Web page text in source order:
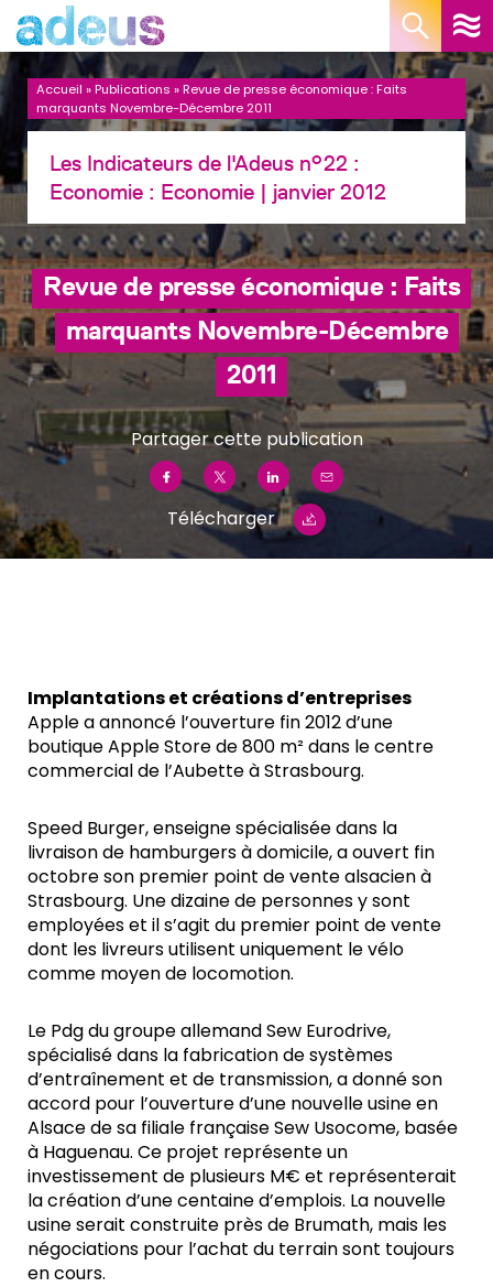
Accueil »Publications »Revue de presse économique : Faits
marquants Novembre-Décembre 2011
Les Indicateurs de l'Adeus n°22 :
Economie : Economie | janvier 2012
Revue de presse économique : Faits
marquants Novembre-Décembre
2011
Partager cette publication
Télécharger
Implantations et créations d’entreprises
Apple a annoncé l’ouverture fin 2012 d’une
boutique Apple Store de 800 m² dans le centre
commercial de l’Aubette à Strasbourg.
Speed Burger, enseigne spécialisée dans la
livraison de hamburgers à domicile, a ouvert fin
octobre son premier point de vente alsacien à
Strasbourg. Une dizaine de personnes y sont
employées et il s’agit du premier point de vente
dont les livreurs utilisent uniquement le vélo
comme moyen de locomotion.
Le Pdg du groupe allemand Sew Eurodrive,
spécialisé dans la fabrication de systèmes
d’entraînement et de transmission, a donné son
accord pour l’ouverture d’une nouvelle usine en
Alsace de sa filiale française Sew Usocome, basée
à Haguenau. Ce projet représente un
investissement de plusieurs M€ et représenterait
la création d’une centaine d’emplois. La nouvelle
usine serait construite près de Brumath, mais les
négociations pour l’achat du terrain sont toujours
en cours.
Panneau de gestion des cookies